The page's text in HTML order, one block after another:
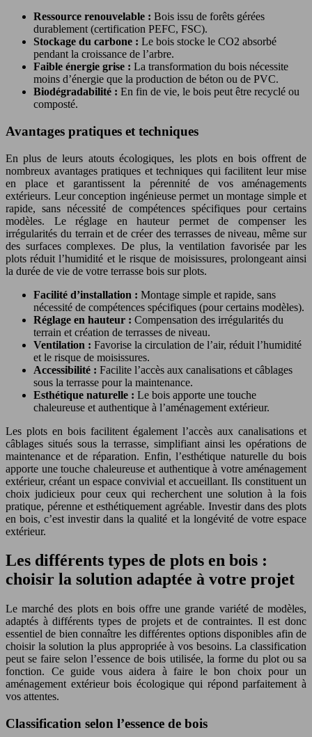
Ressource renouvelable : Bois issu de forêts gérées
durablement (certification PEFC, FSC).
Stockage du carbone : Le bois stocke le CO2 absorbé
pendant la croissance de l’arbre.
Faible énergie grise : La transformation du bois nécessite
moins d’énergie que la production de béton ou de PVC.
Biodégradabilité : En fin de vie, le bois peut être recyclé ou
composté.
Avantages pratiques et techniques
En plus de leurs atouts écologiques, les plots en bois offrent de
nombreux avantages pratiques et techniques qui facilitent leur mise
en place et garantissent la pérennité de vos aménagements
extérieurs. Leur conception ingénieuse permet un montage simple et
rapide, sans nécessité de compétences spécifiques pour certains
modèles. Le réglage en hauteur permet de compenser les
irrégularités du terrain et de créer des terrasses de niveau, même sur
des surfaces complexes. De plus, la ventilation favorisée par les
plots réduit l’humidité et le risque de moisissures, prolongeant ainsi
la durée de vie de votre terrasse bois sur plots.
Facilité d’installation : Montage simple et rapide, sans
nécessité de compétences spécifiques (pour certains modèles).
Réglage en hauteur : Compensation des irrégularités du
terrain et création de terrasses de niveau.
Ventilation : Favorise la circulation de l’air, réduit l’humidité
et le risque de moisissures.
Accessibilité : Facilite l’accès aux canalisations et câblages
sous la terrasse pour la maintenance.
Esthétique naturelle : Le bois apporte une touche
chaleureuse et authentique à l’aménagement extérieur.
Les plots en bois facilitent également l’accès aux canalisations et
câblages situés sous la terrasse, simplifiant ainsi les opérations de
maintenance et de réparation. Enfin, l’esthétique naturelle du bois
apporte une touche chaleureuse et authentique à votre aménagement
extérieur, créant un espace convivial et accueillant. Ils constituent un
choix judicieux pour ceux qui recherchent une solution à la fois
pratique, pérenne et esthétiquement agréable. Investir dans des plots
en bois, c’est investir dans la qualité et la longévité de votre espace
extérieur.
Les différents types de plots en bois :
choisir la solution adaptée à votre projet
Le marché des plots en bois offre une grande variété de modèles,
adaptés à différents types de projets et de contraintes. Il est donc
essentiel de bien connaître les différentes options disponibles afin de
choisir la solution la plus appropriée à vos besoins. La classification
peut se faire selon l’essence de bois utilisée, la forme du plot ou sa
fonction. Ce guide vous aidera à faire le bon choix pour un
aménagement extérieur bois écologique qui répond parfaitement à
vos attentes.
Classification selon l’essence de bois